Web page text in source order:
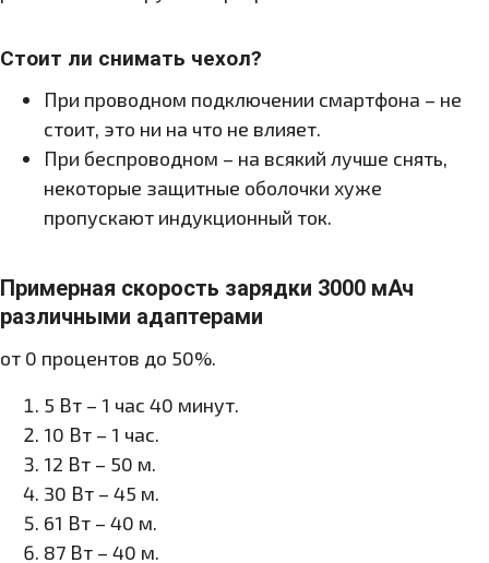
Стоит ли снимать чехол?
При проводном подключении смартфона – не
стоит, это ни на что не влияет.
При беспроводном – на всякий лучше снять,
некоторые защитные оболочки хуже
пропускают индукционный ток.
Примерная скорость зарядки 3000 мАч
различными адаптерами
от 0 процентов до 50%.
5 Вт – 1 час 40 минут.
10 Вт – 1 час.
12 Вт – 50 м.
30 Вт – 45 м.
61 Вт – 40 м.
87 Вт – 40 м.